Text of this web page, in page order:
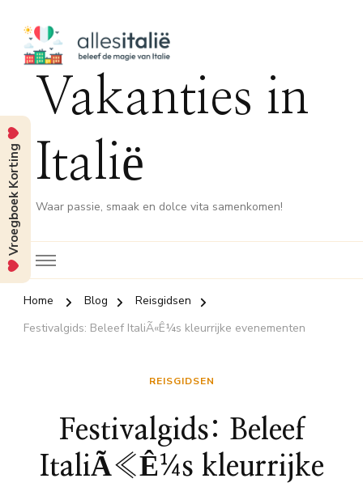
Vakanties in
Italië
Waar passie, smaak en dolce vita samenkomen!
Home Blog
Reisgidsen
Festivalgids: Beleef ItaliÃ«Ê¼s kleurrijke evenementen
REISGIDSEN
Festivalgids: Beleef
ItaliÃ«Ê¼s kleurrijke
Vroegboek Korting